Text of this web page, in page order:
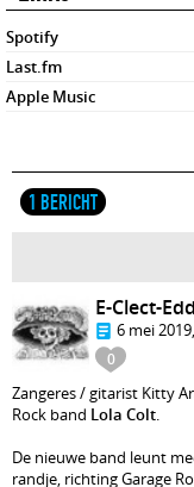
Spotify
Last.fm
Apple Music
1 BERICHT
0
E-Clect-
6 mei
Zangeres / gitarist Kitty
Rock band Lola Colt.
De nieuwe band leunt
randje, richting Garage